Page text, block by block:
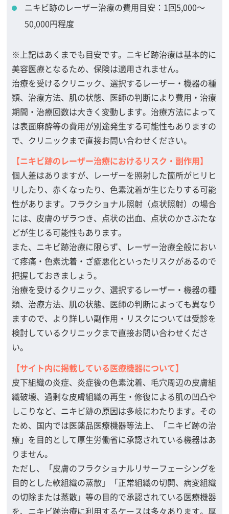
ニキビ跡のレーザー治療の費用目安：1回5,000～
50,000円程度
※上記はあくまでも目安です。ニキビ跡治療は基本的に
美容医療となるため、保険は適用されません。
治療を受けるクリニック、選択するレーザー・機器の種
類、治療方法、肌の状態、医師の判断により費用・治療
期間・治療回数は大きく変動します。治療方法によって
は表面麻酔等の費用が別途発生する可能性もありますの
で、クリニックまで直接お問い合わせください。
【ニキビ跡のレーザー治療におけるリスク・副作用】
個人差はありますが、レーザーを照射した箇所がヒリヒ
リしたり、赤くなったり、色素沈着が生じたりする可能
性があります。フラクショナル照射（点状照射）の場合
には、皮膚のザラつき、点状の出血、点状のかさぶたな
どが生じる可能性もあります。
また、ニキビ跡治療に限らず、レーザー治療全般におい
て疼痛・色素沈着・ざ瘡悪化といったリスクがあるので
把握しておきましょう。
治療を受けるクリニック、選択するレーザー・機器の種
類、治療方法、肌の状態、医師の判断によっても異なり
ますので、より詳しい副作用・リスクについては受診を
検討しているクリニックまで直接お問い合わせくださ
い。
【サイト内に掲載している医療機器について】
皮下組織の炎症、炎症後の色素沈着、毛穴周辺の皮膚組
織破壊、過剰な皮膚組織の再生・修復による肌の凹凸や
しこりなど、ニキビ跡の原因は多岐にわたります。その
ため、国内では医薬品医療機器等法上、「ニキビ跡の治
療」を目的として厚生労働省に承認されている機器はあ
りません。
ただし、「皮膚のフラクショナルリサーフェーシングを
目的とした軟組織の蒸散」「正常組織の切開、病変組織
の切除または蒸散」等の目的で承認されている医療機器
を、ニキビ跡治療に利用するケースは多々あります。厚